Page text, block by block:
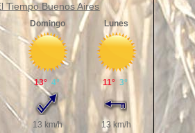
Tiempo Buenos Aires